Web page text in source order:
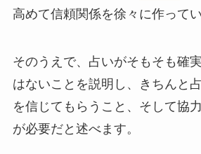
高めて信頼関係を徐々に作ってい
そのうえで、占いがそもそも確
はないことを説明し、きちんと
を信じてもらうこと、そして協
が必要だと述べます。